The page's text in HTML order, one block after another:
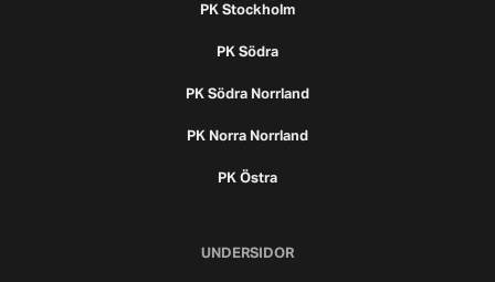
PK Stockholm
PK Södra
PK Södra Norrland
PK Norra Norrland
PK Östra
UNDERSIDOR